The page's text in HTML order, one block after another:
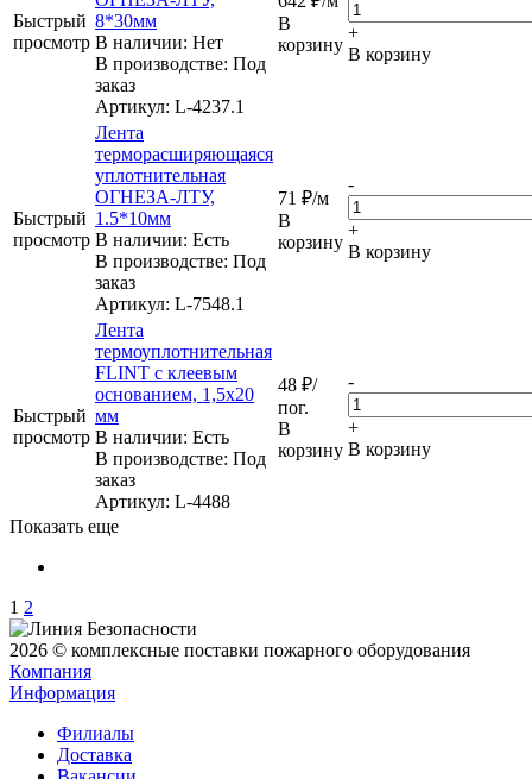
Быстрый
просмотр
8*30мм
В наличии: Нет
В производстве: Под
заказ
Артикул: L-4237.1
В
корзину
+
В корзину
Быстрый
просмотр
Лента
терморасширяющаяся
уплотнительная
ОГНЕЗА-ЛТУ,
1.5*10мм
В наличии: Eсть
В производстве: Под
заказ
Артикул: L-7548.1
71 ₽/м
В
корзину
-
+
В корзину
Быстрый
просмотр
Лента
термоуплотнительная
FLINT с клеевым
основанием, 1,5х20
мм
В наличии: Eсть
В производстве: Под
заказ
Артикул: L-4488
48 ₽/
пог.
В
корзину
-
+
В корзину
Показать еще
1 2
2026 © комплексные поставки пожарного оборудования
Компания
Информация
Филиалы
Доставка